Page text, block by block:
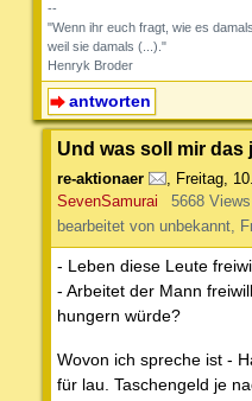
--
"Wenn ihr euch fragt, wie es
weil sie damals (...)."
Henryk Broder
antworten
Und was soll mir das
re-aktionaer , Freitag,
SevenSamurai
5668 Views
bearbeitet von unbekannt,
- Leben diese Leute
- Arbeitet der Mann
hungern würde?
Wovon ich spreche ist -
für lau. Taschengeld je